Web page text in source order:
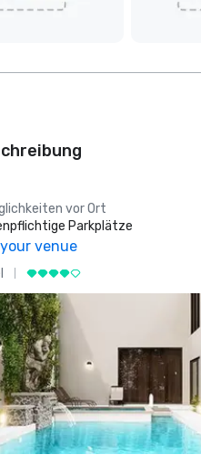
vor Ort
Parkplätze
venue